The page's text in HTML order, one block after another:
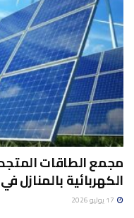
مجمع الطاقات
الكهربائية بالمنازل